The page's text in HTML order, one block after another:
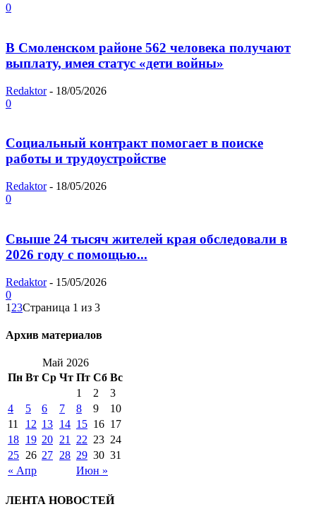
0
В Смоленском районе 562 человека получают
выплату, имея статус «дети войны»
Redaktor - 18/05/2026
0
Социальный контракт помогает в поиске
работы и трудоустройстве
Redaktor - 18/05/2026
0
Свыше 24 тысяч жителей края обследовали в
2026 году с помощью...
Redaktor - 15/05/2026
0
1 23Страница 1 из 3
Архив материалов
Май 2026
Пн Вт Ср Чт Пт Сб Вс
« Апр Июн »
1 2
3
4
5 6 7 8 9
10
11
12 13 14 15 16 17
18 19 20 21 22 23 24
25 26 27 28 29 30 31
ЛЕНТА НОВОСТЕЙ